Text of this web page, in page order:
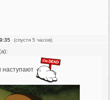
(спустя 5 часов)
наступают